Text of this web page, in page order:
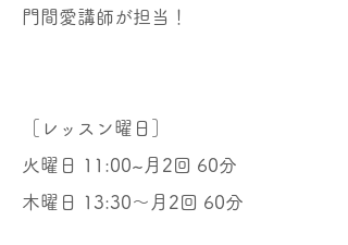
門間愛講師が担当！
［レッスン曜日］
火曜日 11:00~月2回 60分
木曜日 13:30〜月2回 60分